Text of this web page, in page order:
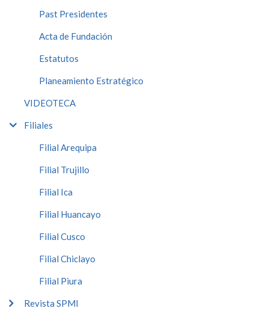
Past Presidentes
Acta de Fundación
Estatutos
Planeamiento Estratégico
VIDEOTECA
Filiales
Filial Arequipa
Filial Trujillo
Filial Ica
Filial Huancayo
Filial Cusco
Filial Chiclayo
Filial Piura
Revista SPMI